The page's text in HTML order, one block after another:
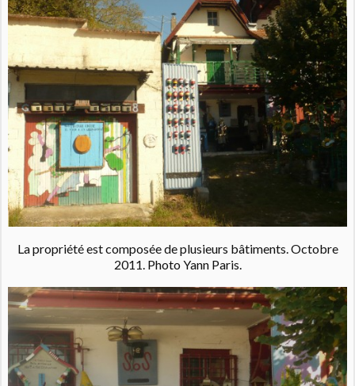
La propriété est composée de plusieurs bâtiments. Octobre
2011. Photo Yann Paris.